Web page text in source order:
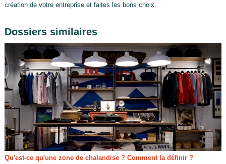
création de votre entreprise et faites les bons choix.
Dossiers similaires
Qu'est-ce qu'une zone de chalandise ? Comment la définir ?